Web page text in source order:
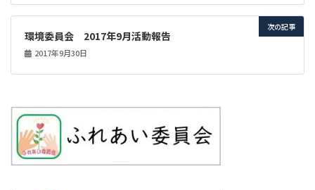
次の記事
環境委員会 2017年9月活動報告
2017年9月30日